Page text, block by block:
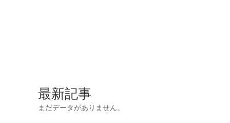
最新記事
まだデータがありません。